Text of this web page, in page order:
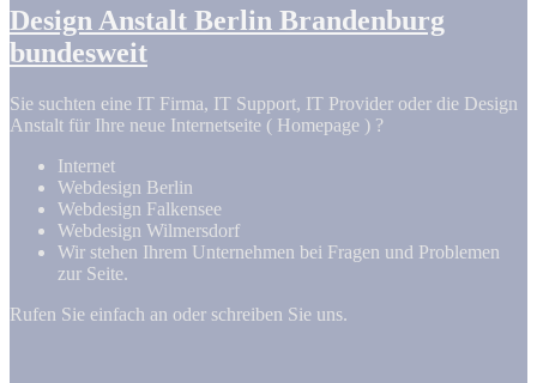
Design Anstalt Berlin Brandenburg
bundesweit
Sie suchten eine IT Firma, IT Support, IT Provider oder die Design
Anstalt für Ihre neue Internetseite ( Homepage ) ?
Internet
Webdesign Berlin
Webdesign Falkensee
Webdesign Wilmersdorf
Wir stehen Ihrem Unternehmen bei Fragen und Problemen
zur Seite.
Rufen Sie einfach an oder schreiben Sie uns.